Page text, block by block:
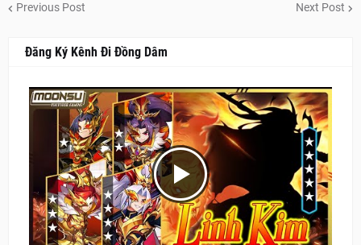
Previous Post Next Post
Đăng Ký Kênh Đi Đồng Dâm